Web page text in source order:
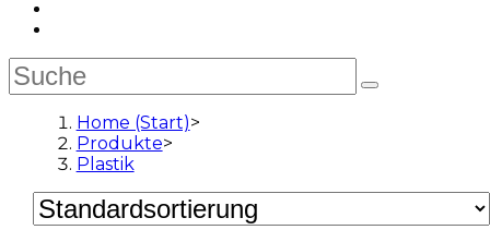
Home (Start)>
Produkte>
Plastik